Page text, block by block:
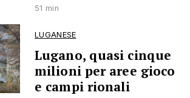
51 min
LUGANESE
Lugano, quasi cinque
milioni per aree gioco
e campi rionali